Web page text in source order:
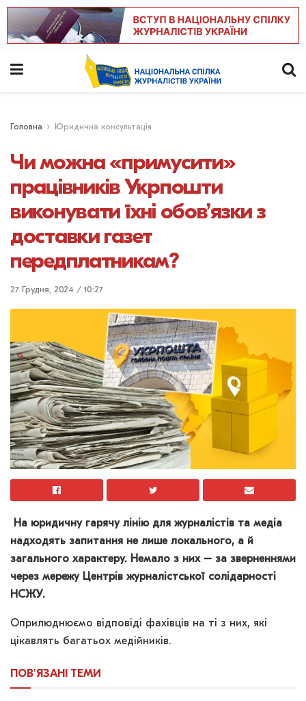
Головна Юридична консультація
Чи можна «примусити»
працівників Укрпошти
виконувати їхні обов’язки з
доставки газет
передплатникам?
27 Грудня, 2024 / 10:27
На юридичну гарячу лінію для журналістів та медіа
надходять запитання не лише локального, а й
загального характеру. Немало з них – за зверненнями
через мережу Центрів журналістської солідарності
НСЖУ.
Оприлюднюємо відповіді фахівців на ті з них, які
цікавлять багатьох медійників.
ПОВ'ЯЗАНІ ТЕМИ